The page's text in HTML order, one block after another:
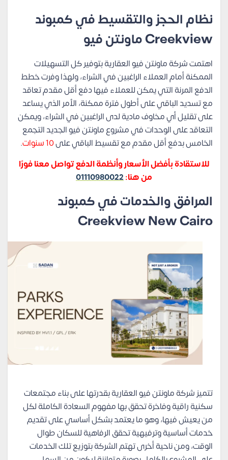
نظام الحجز والتقسيط في كمبوند
Creekview ماونتن فيو
اهتمت شركة ماونتن فيو العقارية بتوفير كل التسهيلات
الممكنة أمام العملاء الراغبين في الشراء، ولهذا وفرت خطط
الدفع المرنة التي يمكن للعملاء فيها دفع أقل مقدم تعاقد
مع تسديد الباقي على أطول فترة ممكنة، الأمر الذي يساعد
على تقليل أي مخاوف مادية لدى الراغبين في الشراء، ويمكن
التعاقد على الوحدات في مشروع ماونتن فيو الجديد التجمع
الخامس بدفع أقل مقدم مع تقسيط الباقي على
.
للاستقادة بأفضل الأسعار وأنظمة الدفع تواصل معنا فورًا
من هنا:01110980022
المرافق والخدمات في كمبوند
Creekview New Cairo
تتميز شركة ماونتن فيو العقارية بقدرتها على بناء مجتمعات
سكنية راقية وفاخرة تحقق بها مفهوم السعادة الكاملة لكل
من يعيش فيها، وهو ما يعتمد بشكل أساسي على تقديم
خدمات أساسية وترفيهية تحقق الرفاهية للسكان طوال
الوقت، ومن ناحية أخرى تهتم الشركة بتوزيع تلك الخدمات